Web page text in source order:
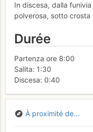
In discesa, dalla
polverosa, sotto crosta
Durée
Partenza ore 8:00
Salita: 1:30
Discesa: 0:40
À proximité de...